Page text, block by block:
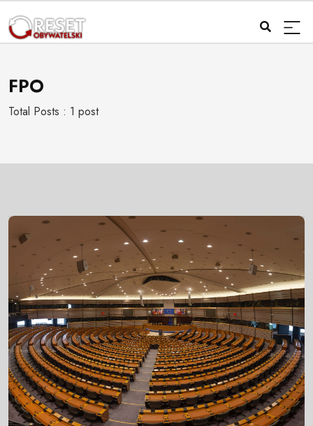
FPO
Total Posts : 1 post